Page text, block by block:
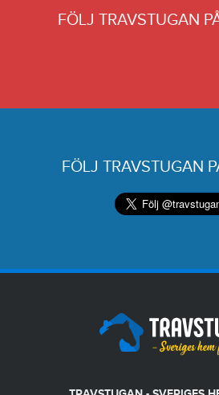
FÖLJ TRAVSTUGAN
FÖLJ TRAVSTUGAN